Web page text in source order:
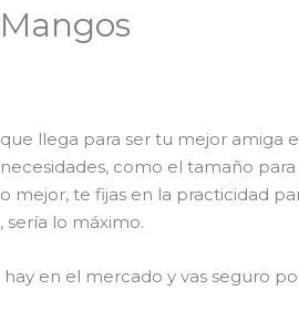
llega para ser tu mejor amiga
como el tamaño
te fijas en la practicidad
lo máximo.
en el mercado y vas seguro